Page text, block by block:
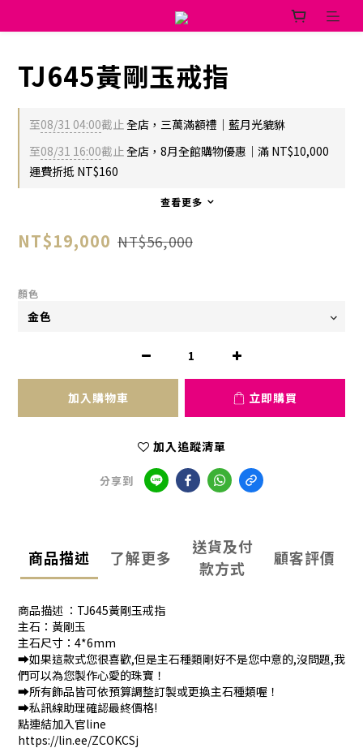
TJ645黃剛玉戒指
至08/31 04:00截止全店，三萬滿額禮｜藍月光貔貅
至08/31 16:00截止全店，8月全館購物優惠｜滿 NT$10,000
運費折抵 NT$160
查看更多
NT$19,000 NT$56,000
顏色
加入購物車 立即購買
加入追蹤清單
分享到
商品描述 了解更多
送貨及付
款方式
顧客評價
商品描述 ：TJ645黃剛玉戒指
主石：黃剛玉
主石尺寸：4*6mm
➡️如果這款式您很喜歡,但是主石種類剛好不是您中意的,沒問題,我
們可以為您製作心愛的珠寶！
➡️所有飾品皆可依預算調整訂製或更換主石種類喔！
➡️私訊線助理確認最終價格!
點連結加入官line
https://lin.ee/ZCOKCSj